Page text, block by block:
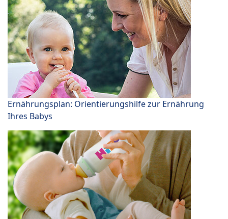
Ernährungsplan: Orientierungshilfe zur Ernährung
Ihres Babys